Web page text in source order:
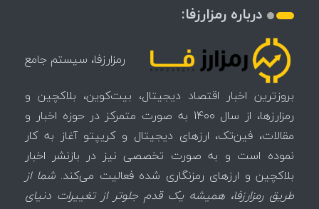
درباره رمزارزفا:
رمزارزفا، سیستم جامع
بروزترین اخبار اقتصاد دیجیتال، بیت‌کوین، بلاکچین و
رمزارزها، از سال 1400 به صورت متمرکز در حوزه اخبار و
مقالات، فین‌تک، ارزهای‌ دیجیتال و کریپتو آغاز به کار
نموده است و به صورت تخصصی نیز در بازنشر اخبار
بلاکچین و ارزهای رمزنگاری شده فعالیت می‌کند.شما از
طریق رمزارزفا، همیشه یک قدم جلوتر از تغییرات دنیای